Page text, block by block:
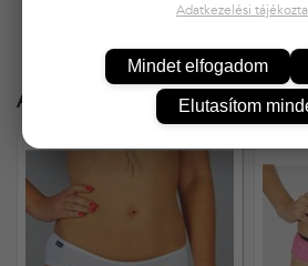
Ajánlott termékek
Adatkezelési
Mindet elfogadom
Elutasítom